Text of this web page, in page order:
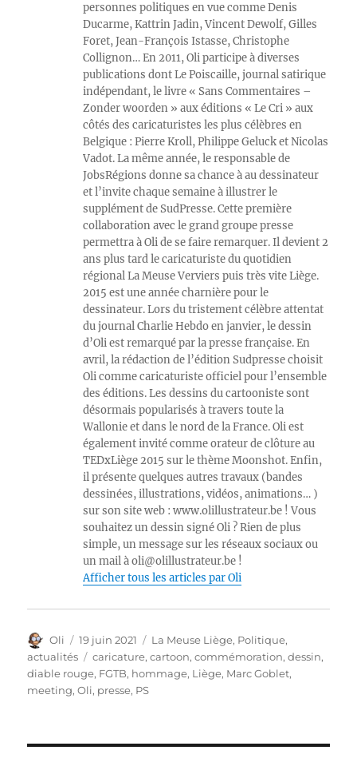
personnes politiques en vue comme Denis
Ducarme, Kattrin Jadin, Vincent Dewolf, Gilles
Foret, Jean-François Istasse, Christophe
Collignon… En 2011, Oli participe à diverses
publications dont Le Poiscaille, journal satirique
indépendant, le livre « Sans Commentaires –
Zonder woorden » aux éditions « Le Cri » aux
côtés des caricaturistes les plus célèbres en
Belgique : Pierre Kroll, Philippe Geluck et Nicolas
Vadot. La même année, le responsable de
JobsRégions donne sa chance à au dessinateur
et l’invite chaque semaine à illustrer le
supplément de SudPresse. Cette première
collaboration avec le grand groupe presse
permettra à Oli de se faire remarquer. Il devient 2
ans plus tard le caricaturiste du quotidien
régional La Meuse Verviers puis très vite Liège.
2015 est une année charnière pour le
dessinateur. Lors du tristement célèbre attentat
du journal Charlie Hebdo en janvier, le dessin
d’Oli est remarqué par la presse française. En
avril, la rédaction de l’édition Sudpresse choisit
Oli comme caricaturiste officiel pour l’ensemble
des éditions. Les dessins du cartooniste sont
désormais popularisés à travers toute la
Wallonie et dans le nord de la France. Oli est
également invité comme orateur de clôture au
TEDxLiège 2015 sur le thème Moonshot. Enfin,
il présente quelques autres travaux (bandes
dessinées, illustrations, vidéos, animations… )
sur son site web : www.olillustrateur.be ! Vous
souhaitez un dessin signé Oli ? Rien de plus
simple, un message sur les réseaux sociaux ou
un mail à oli@olillustrateur.be !
Afficher tous les articles par Oli
Auteur
Oli
Publié
le
19 juin 2021 Catégories
La Meuse Liège, Politique,
actualités
Étiquettes
caricature,cartoon,commémoration,dessin,
diable rouge, FGTB, hommage, Liège, Marc Goblet,
meeting,Oli, presse, PS